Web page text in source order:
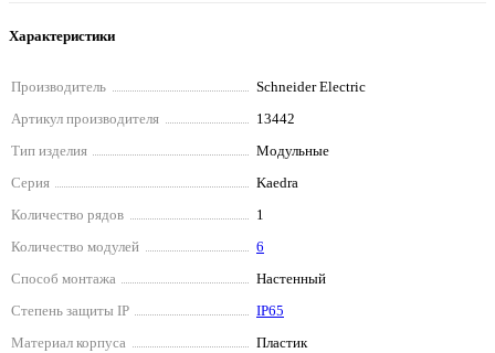
Характеристики
Производитель
Schneider Electriс
Артикул производителя
13442
Тип изделия
Модульные
Серия
Kaedra
Количество рядов
1
Количество модулей
6
Способ монтажа
Настенный
Степень защиты IP
IP65
Материал корпуса
Пластик